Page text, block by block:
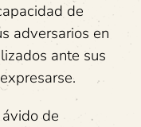
de
adversarios en
ante sus
de